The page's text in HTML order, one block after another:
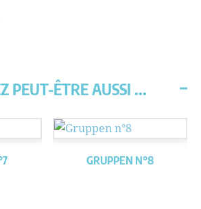
PEUT-ÊTRE AUSSI ...
GRUPPEN N°8